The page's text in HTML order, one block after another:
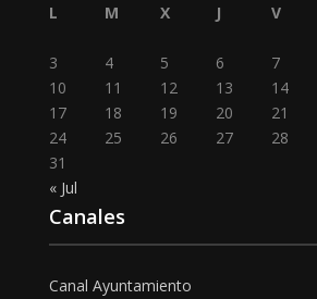
L
M X J V
3
4 5 6 7
10
11 12 13 14
17
18 19 20 21
24
25 26 27 28
31
« Jul
Canales
Canal Ayuntamiento